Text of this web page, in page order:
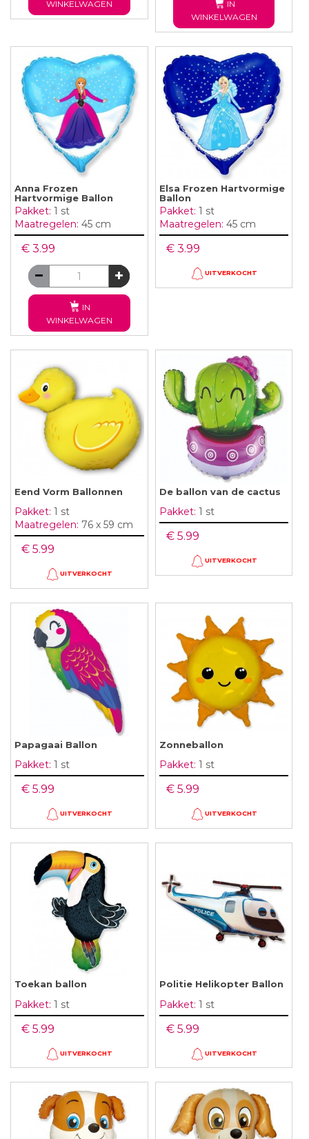
WINKELWAGEN
IN
WINKELWAGEN
Anna Frozen
Hartvormige Ballon
Pakket: 1 st
Maatregelen: 45 cm
€ 3.99
IN
WINKELWAGEN
Elsa Frozen Hartvormige
Ballon
Pakket: 1 st
Maatregelen: 45 cm
€ 3.99
UITVERKOCHT
Eend Vorm Ballonnen
Pakket: 1 st
Maatregelen: 76 x 59 cm
€ 5.99
UITVERKOCHT
De ballon van de cactus
Pakket: 1 st
€ 5.99
UITVERKOCHT
Papagaai Ballon
Pakket: 1 st
€ 5.99
UITVERKOCHT
Zonneballon
Pakket: 1 st
€ 5.99
UITVERKOCHT
Toekan ballon
Pakket: 1 st
€ 5.99
UITVERKOCHT
Politie Helikopter Ballon
Pakket: 1 st
€ 5.99
UITVERKOCHT